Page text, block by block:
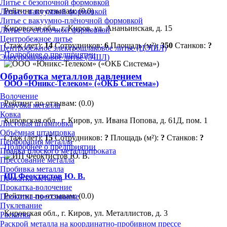
Литье с безопочной формовкой
Литье с вакуумной формовкой
Литье с вакуумно-плёночной формовкой
Литье со стопочной формовкой
Центробежное литье
Центробежное электрошлаковое литье (ЦЭШЛ)
Электрошлаковое литье (ЭШЛ)
Обработка металлов давлением
Волочение
Вырубка металла
Ковка
Листовая штамповка
Объёмная штамповка
Перфорация металла
Правка плоского металлопроката
Прессование металла
Пробивка металла
Прокатка металла
Прокатка-волочение
Прокатка-прессование
Пуклевание
Раскатка
Раскрой металла на координатно-пробивном прессе
Рейтинг по отзывам:(0.0)
Кировская обл., г. Киров, ул. Ананьинская, д. 15
Стаж (лет):14 Сотрудников:6 Площадь (м²):350 Станков: ?
Подробнее о предприятии
ООО «Юникс-Телеком» («ОКБ Система»)
Рейтинг по отзывам: (0.0)
Кировская обл., г. Киров, ул. Ивана Попова, д. 61Д, пом. 1
Стаж (лет):15 Сотрудников: ? Площадь (м²): ? Станков: ?
Подробнее о предприятии
ИП Феоктистов Ю. В.
Рейтинг по отзывам:(0.0)
Кировская обл., г. Киров, ул. Металлистов, д. 3